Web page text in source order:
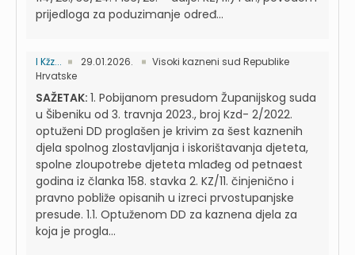
prijedloga za poduzimanje određ...
I Kžz... 29.01.2026.
Visoki kazneni sud Republike
Hrvatske
SAŽETAK: 1. Pobijanom presudom Županijskog suda
u Šibeniku od 3. travnja 2023., broj Kzd- 2/2022.
optuženi DD proglašen je krivim za šest kaznenih
djela spolnog zlostavljanja i iskorištavanja djeteta,
spolne zloupotrebe djeteta mlađeg od petnaest
godina iz članka 158. stavka 2. KZ/11. činjenično i
pravno pobliže opisanih u izreci prvostupanjske
presude. 1.1. Optuženom DD za kaznena djela za
koja je progla...